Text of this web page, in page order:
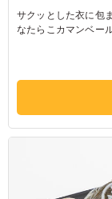
サクッとした衣に包
なたらこカマンベー
差し入れやロケなど